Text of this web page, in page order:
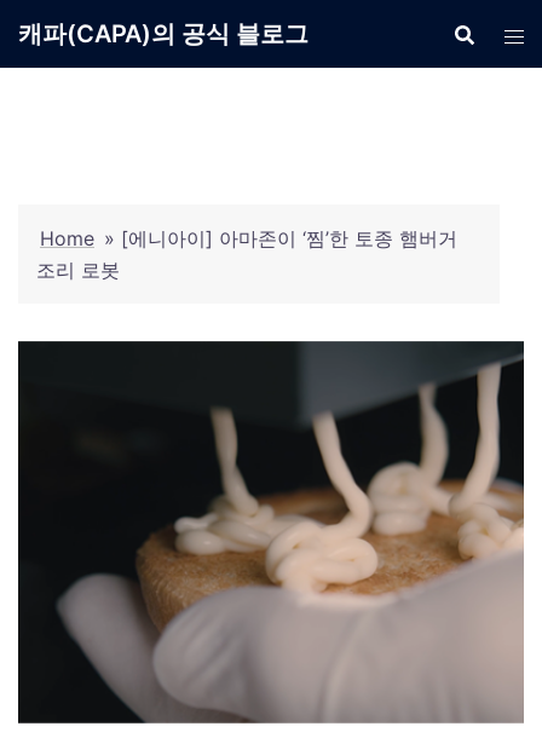
캐파(CAPA)의 공식 블로그
Home » [에니아이] 아마존이 ‘찜’한 토종 햄버거
조리 로봇